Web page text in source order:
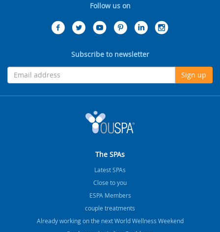
Follow us on
Subscribe to newsletter
Sign up
The SPAs
Latest SPAs
Close to you
ESPA Members
couple treatments
Already working on the next World Wellness Weekend